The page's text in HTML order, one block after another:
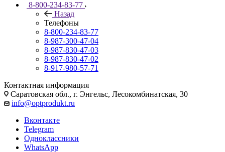
8-800-234-83-77
Назад
Телефоны
8-800-234-83-77
8-987-300-47-04
8-987-830-47-03
8-987-830-47-02
8-917-980-57-71
Контактная информация
Саратовская обл., г. Энгельс, Лесокомбинатская, 30
info@optprodukt.ru
Вконтакте
Telegram
Одноклассники
WhatsApp